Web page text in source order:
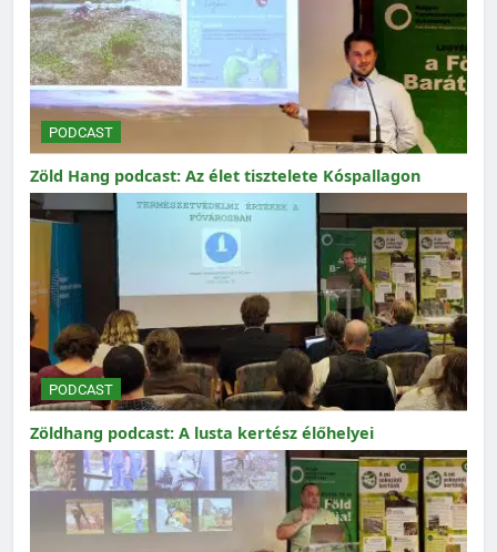
PODCAST
Zöld Hang podcast: Az élet tisztelete Kóspallagon
PODCAST
Zöldhang podcast: A lusta kertész élőhelyei